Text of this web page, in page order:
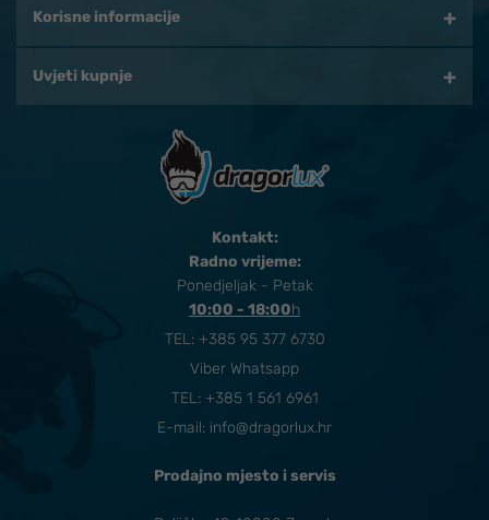
Korisne informacije
Uvjeti kupnje
Kontakt:
Radno vrijeme:
Ponedjeljak - Petak
10:00 - 18:00​h
TEL: +385 95 377 6730
Viber Whatsapp
TEL: +385 1 561 6961
E-mail: info@dragorlux.hr
Prodajno mjesto i servis